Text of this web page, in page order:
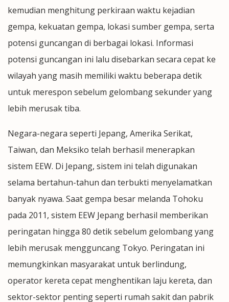
kemudian menghitung perkiraan waktu kejadian
gempa, kekuatan gempa, lokasi sumber gempa, serta
potensi guncangan di berbagai lokasi. Informasi
potensi guncangan ini lalu disebarkan secara cepat ke
wilayah yang masih memiliki waktu beberapa detik
untuk merespon sebelum gelombang sekunder yang
lebih merusak tiba.
Negara-negara seperti Jepang, Amerika Serikat,
Taiwan, dan Meksiko telah berhasil menerapkan
sistem EEW. Di Jepang, sistem ini telah digunakan
selama bertahun-tahun dan terbukti menyelamatkan
banyak nyawa. Saat gempa besar melanda Tohoku
pada 2011, sistem EEW Jepang berhasil memberikan
peringatan hingga 80 detik sebelum gelombang yang
lebih merusak mengguncang Tokyo. Peringatan ini
memungkinkan masyarakat untuk berlindung,
operator kereta cepat menghentikan laju kereta, dan
sektor-sektor penting seperti rumah sakit dan pabrik